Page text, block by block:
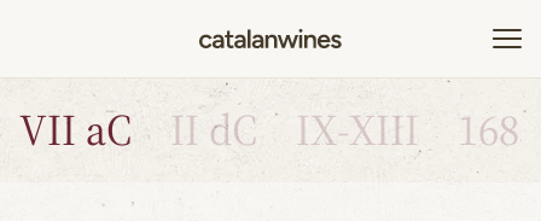
VII aC II dC IX-XIII 1685